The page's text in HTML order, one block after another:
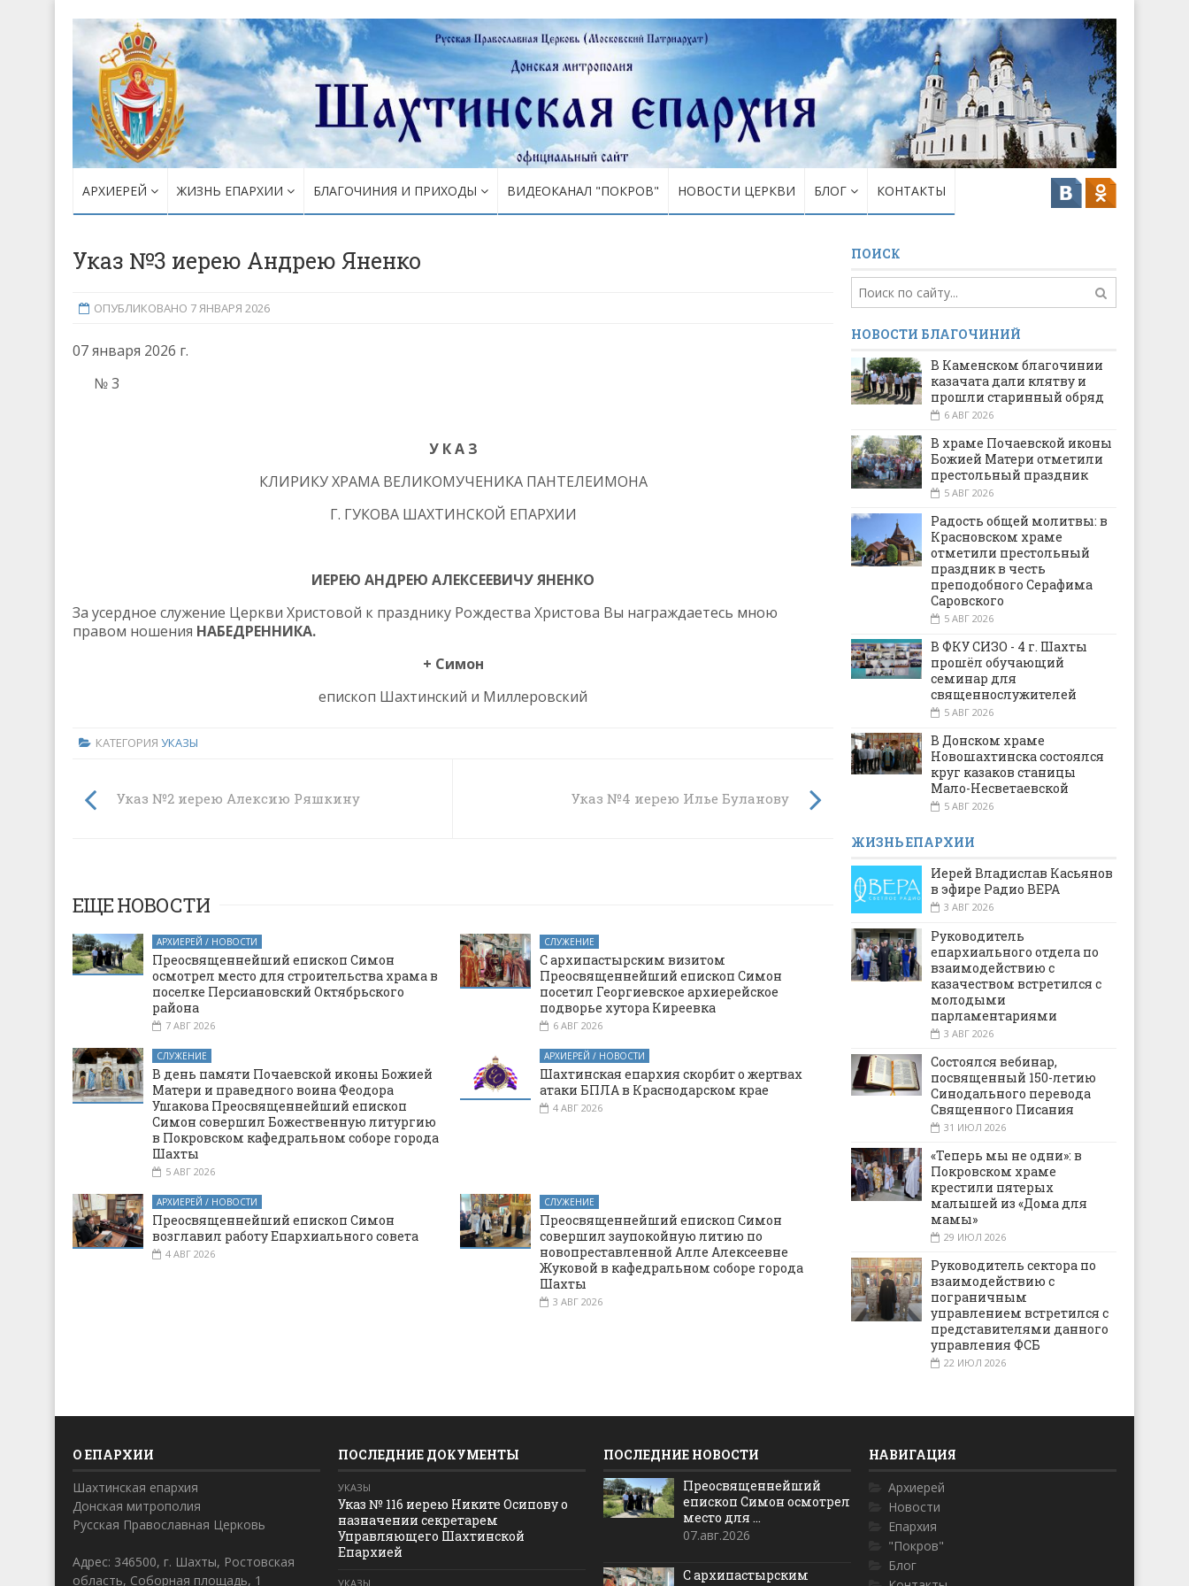
АРХИЕРЕЙ ЖИЗНЬ ЕПАРХИИ БЛАГОЧИНИЯ И ПРИХОДЫ ВИДЕОКАНАЛ "ПОКРОВ" НОВОСТИ ЦЕРКВИ БЛОГ КОНТАКТЫ
Указ №3 иерею Андрею Яненко
ОПУБЛИКОВАНО 7 ЯНВАРЯ 2026
07 января 2026 г.
№ 3
У К А З
КЛИРИКУ ХРАМА ВЕЛИКОМУЧЕНИКА ПАНТЕЛЕИМОНА
Г. ГУКОВА ШАХТИНСКОЙ ЕПАРХИИ
ИЕРЕЮ АНДРЕЮ АЛЕКСЕЕВИЧУ ЯНЕНКО
За усердное служение Церкви Христовой к празднику Рождества Христова Вы награждаетесь мною
правом ношения НАБЕДРЕННИКА.
+ Симон
епископ Шахтинский и Миллеровский
КАТЕГОРИЯ УКАЗЫ
Указ №2 иерею Алексию Ряшкину Указ №4 иерею Илье Буланову
ЕЩЕ НОВОСТИ
АРХИЕРЕЙ / НОВОСТИ
Преосвященнейший епископ Симон
осмотрел место для строительства храма в
поселке Персиановский Октябрьского
района
7 АВГ 2026
СЛУЖЕНИЕ
С архипастырским визитом
Преосвященнейший епископ Симон
посетил Георгиевское архиерейское
подворье хутора Киреевка
6 АВГ 2026
СЛУЖЕНИЕ
В день памяти Почаевской иконы Божией
Матери и праведного воина Феодора
Ушакова Преосвященнейший епископ
Симон совершил Божественную литургию
в Покровском кафедральном соборе города
Шахты
5 АВГ 2026
АРХИЕРЕЙ / НОВОСТИ
Шахтинская епархия скорбит о жертвах
атаки БПЛА в Краснодарском крае
4 АВГ 2026
АРХИЕРЕЙ / НОВОСТИ
Преосвященнейший епископ Симон
возглавил работу Епархиального совета
4 АВГ 2026
СЛУЖЕНИЕ
Преосвященнейший епископ Симон
совершил заупокойную литию по
новопреставленной Алле Алексеевне
Жуковой в кафедральном соборе города
Шахты
3 АВГ 2026
ПОИСК
НОВОСТИ БЛАГОЧИНИЙ
В Каменском благочинии
казачата дали клятву и
прошли старинный обряд
6 АВГ 2026
В храме Почаевской иконы
Божией Матери отметили
престольный праздник
5 АВГ 2026
Радость общей молитвы: в
Красновском храме
отметили престольный
праздник в честь
преподобного Серафима
Саровского
5 АВГ 2026
В ФКУ СИЗО - 4 г. Шахты
прошёл обучающий
семинар для
священнослужителей
5 АВГ 2026
В Донском храме
Новошахтинска состоялся
круг казаков станицы
Мало-Несветаевской
5 АВГ 2026
ЖИЗНЬ ЕПАРХИИ
Иерей Владислав Касьянов
в эфире Радио ВЕРА
3 АВГ 2026
Руководитель
епархиального отдела по
взаимодействию с
казачеством встретился с
молодыми
парламентариями
3 АВГ 2026
Состоялся вебинар,
посвященный 150-летию
Синодального перевода
Священного Писания
31 ИЮЛ 2026
«Теперь мы не одни»: в
Покровском храме
крестили пятерых
малышей из «Дома для
мамы»
29 ИЮЛ 2026
Руководитель сектора по
взаимодействию с
пограничным
управлением встретился с
представителями данного
управления ФСБ
22 ИЮЛ 2026
О ЕПАРХИИ
Шахтинская епархия
Донская митрополия
Русская Православная Церковь
Адрес: 346500, г. Шахты, Ростовская
область, Соборная площадь, 1
ПОСЛЕДНИЕ ДОКУМЕНТЫ
УКАЗЫ
Указ № 116 иерею Никите Осипову о
назначении секретарем
Управляющего Шахтинской
Епархией
УКАЗЫ
ПОСЛЕДНИЕ НОВОСТИ
Преосвященнейший
епископ Симон осмотрел
место для ...
07.авг.2026
С архипастырским
НАВИГАЦИЯ
Архиерей
Новости
Епархия
"Покров"
Блог